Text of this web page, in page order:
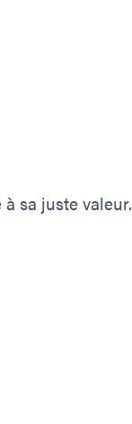
sa juste valeur.